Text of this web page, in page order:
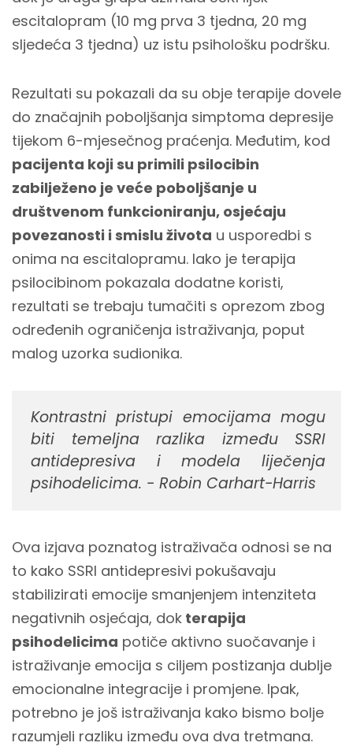
escitalopram (10 mg prva 3 tjedna, 20 mg
sljedeća 3 tjedna) uz istu psihološku podršku.
Rezultati su pokazali da su obje terapije dovele
do značajnih poboljšanja simptoma depresije
tijekom 6-mjesečnog praćenja. Međutim, kod
pacijenta koji su primili psilocibin
zabilježeno je veće poboljšanje u
društvenom funkcioniranju, osjećaju
povezanosti i smislu života u usporedbi s
onima na escitalopramu. Iako je terapija
psilocibinom pokazala dodatne koristi,
rezultati se trebaju tumačiti s oprezom zbog
određenih ograničenja istraživanja, poput
malog uzorka sudionika.
Kontrastni pristupi emocijama mogu
biti temeljna razlika između SSRI
antidepresiva i modela liječenja
psihodelicima. - Robin Carhart-Harris
Ova izjava poznatog istraživača odnosi se na
to kako SSRI antidepresivi pokušavaju
stabilizirati emocije smanjenjem intenziteta
negativnih osjećaja, dok terapija
psihodelicima potiče aktivno suočavanje i
istraživanje emocija s ciljem postizanja dublje
emocionalne integracije i promjene. Ipak,
potrebno je još istraživanja kako bismo bolje
razumjeli razliku između ova dva tretmana.